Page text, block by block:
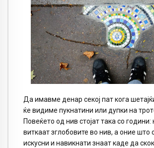
Да имавме денар секој пат кога
ќе видиме пукнатини или дупки на
Повеќето од нив стојат така со години:
виткаат зглобовите во нив, а оние што
искусни и навикнати знаат каде да